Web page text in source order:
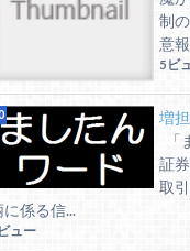
制
意
5ビ
増
「
証
取
に係る信...
ュー